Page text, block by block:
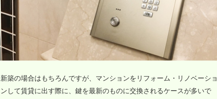
新築の場合はもちろんですが、マンションをリフォーム・リノベーショ
ンして賃貸に出す際に、鍵を最新のものに交換されるケースが多いで